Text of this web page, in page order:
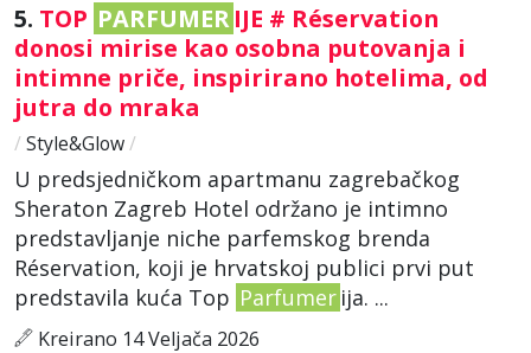
5. TOP PARFUMERIJE # Réservation
donosi mirise kao osobna putovanja i
intimne priče, inspirirano hotelima, od
jutra do mraka
/ Style&Glow/
U predsjedničkom apartmanu zagrebačkog
Sheraton Zagreb Hotel održano je intimno
predstavljanje niche parfemskog brenda
Réservation, koji je hrvatskoj publici prvi put
predstavila kuća Top Parfumer ija. ...
Kreirano 14 Veljača 2026